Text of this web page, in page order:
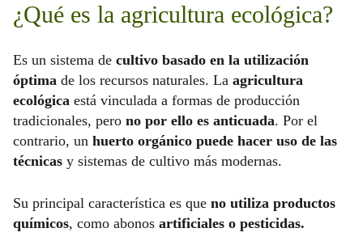
¿Qué es la agricultura ecológica?
Es un sistema de cultivo basado en la utilización
óptima de los recursos naturales. La agricultura
ecológica está vinculada a formas de producción
tradicionales, pero no por ello es anticuada. Por el
contrario, un huerto orgánico puede hacer uso de las
técnicas y sistemas de cultivo más modernas.
Su principal característica es que no utiliza productos
químicos, como abonos artificiales o pesticidas.